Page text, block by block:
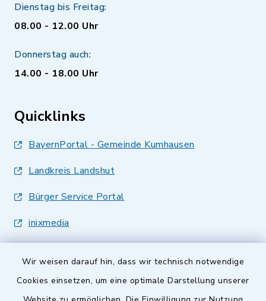
Wir weisen darauf hin, dass wir technisch notwendige
Cookies einsetzen, um eine optimale Darstellung unserer
Dienstag bis Freitag:
08.00 - 12.00 Uhr
Donnerstag auch:
14.00 - 18.00 Uhr
Quicklinks
BayernPortal - Gemeinde Kumhausen
Landkreis Landshut
Bürger Service Portal
inixmedia